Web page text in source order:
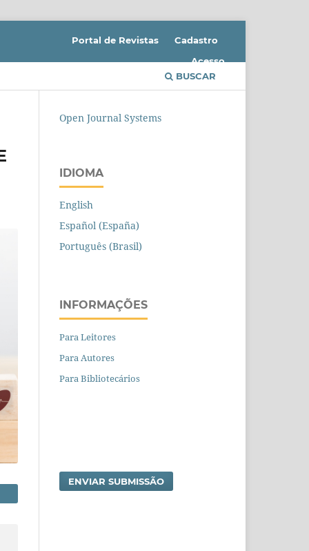
BUSCAR
Portal de Revistas
Cadastro
Acesso
Open Journal Systems
IDIOMA
English
Español (España)
Português (Brasil)
INFORMAÇÕES
Para Leitores
Para Autores
Para Bibliotecários
ENVIAR SUBMISSÃO